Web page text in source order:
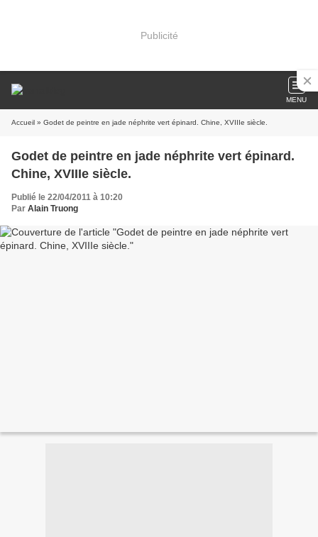
Publicité
MENU
Accueil » Godet de peintre en jade néphrite vert épinard. Chine, XVIIIe siècle.
Godet de peintre en jade néphrite vert épinard.
Chine, XVIIIe siècle.
Publié le 22/04/2011 à 10:20
Par Alain Truong